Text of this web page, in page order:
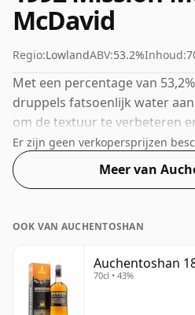
McDavid
Regio:LowlandABV:53.2%Inhoud:
Met een percentage van
druppels fatsoenlijk water
om de textuur te verbeteren
Er zijn geen verkopersprijzen
Meer van
OOK VAN AUCHENTOSHAN
Auchentoshan
70cl • 43%